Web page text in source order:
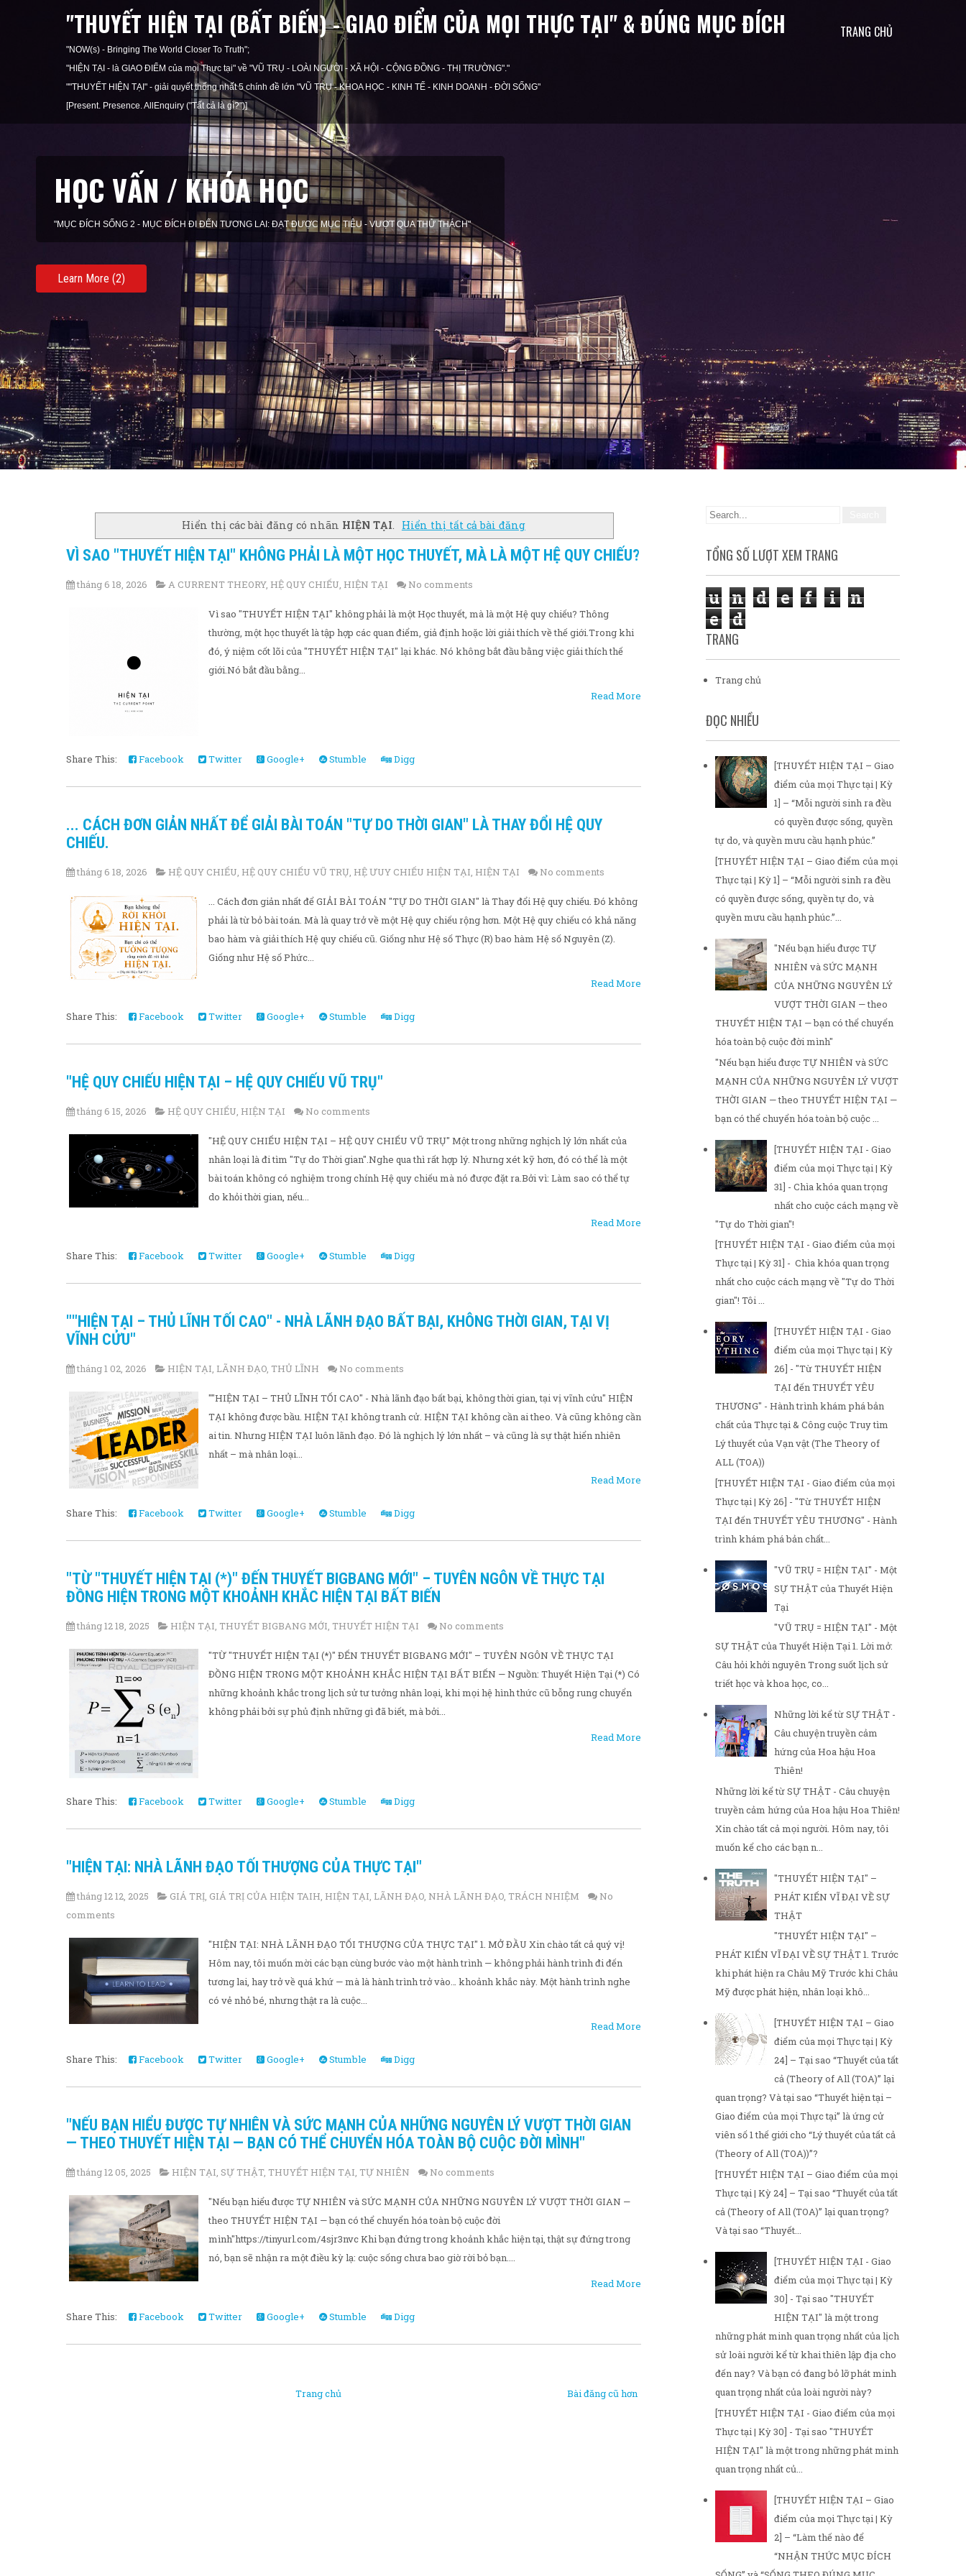
"THUYẾT HIỆN TẠI (BẤT BIẾN) - GIAO ĐIỂM CỦA MỌI THỰC TẠI" & ĐÚNG MỤC ĐÍCH
"NOW(s) - Bringing The World Closer To Truth";
"HIỆN TẠI - là GIAO ĐIỂM của mọi Thực tại" về "VŨ TRỤ - LOÀI NGƯỜI - XÃ HỘI - CỘNG ĐỒNG - THỊ TRƯỜNG"."
""THUYẾT HIỆN TẠI" - giải quyết thống nhất 5 chính đề lớn "VŨ TRỤ - KHOA HỌC - KINH TẾ - KINH DOANH - ĐỜI SỐNG"
[Present. Presence. AllEnquiry ("Tất cả là gì?")]
TRANG CHỦ
KHAI VẤN / HUẤN LUYỆN CÁ NHÂN
"MỤC ĐÍCH SỐNG 3 - MỤC ĐÍCH TRONG HIỆN TẠI: SỐNG THEO ĐÚNG MỤC ĐÍCH"
Learn More (3)
Hiển thị các bài đăng có nhãn HIỆN TẠI Hiển thị tất cả bài đăng
VÌ SAO "THUYẾT HIỆN TẠI" KHÔNG PHẢI LÀ MỘT HỌC THUYẾT, MÀ LÀ MỘT HỆ QUY CHIẾU?
tháng 6 18, 2026 A CURRENT THEORY, HỆ QUY CHIẾU HIỆN TẠI No comments
Vì sao "THUYẾT HIỆN TẠI" không phải là một Học thuyết, mà là một Hệ quy chiếu? Thông
thường, một học thuyết là tập hợp các quan điểm, giả định hoặc lời giải thích về thế giới.Trong khi
đó, ý niệm cốt lõi của "THUYẾT HIỆN TẠI" lại khác. Nó không bắt đầu bằng việc giải thích thế
giới.Nó bắt đầu bằng...
Read More
Share This: Facebook Twitter Google+ Stumble Digg
... CÁCH ĐƠN GIẢN NHẤT ĐỂ GIẢI BÀI TOÁN "TỰ DO THỜI GIAN" LÀ THAY ĐỔI HỆ QUY
CHIẾU.
tháng 6 18, 2026 HỆ QUY CHIẾU, HỆ QUY CHIẾU VŨ TRỤ, HỆ ƯUY CHIẾU HIỆN TẠI, HIỆN TẠI No comments
... Cách đơn giản nhất để GIẢI BÀI TOÁN "TỰ DO THỜI GIAN" là Thay đổi Hệ quy chiếu. Đó không
phải là từ bỏ bài toán. Mà là quay trở về một Hệ quy chiếu rộng hơn. Một Hệ quy chiếu có khả năng
bao hàm và giải thích Hệ quy chiếu cũ. Giống như Hệ số Thực (R) bao hàm Hệ số Nguyên (Z).
Giống như Hệ số Phức...
Read More
Share This: Facebook Twitter Google+ Stumble Digg
"HỆ QUY CHIẾU HIỆN TẠI – HỆ QUY CHIẾU VŨ TRỤ"
tháng 6 15, 2026 HỆ QUY CHIẾU, HIỆN TẠI No comments
"HỆ QUY CHIẾU HIỆN TẠI – HỆ QUY CHIẾU VŨ TRỤ" Một trong những nghịch lý lớn nhất của
nhân loại là đi tìm "Tự do Thời gian".Nghe qua thì rất hợp lý. Nhưng xét kỹ hơn, đó có thể là một
bài toán không có nghiệm trong chính Hệ quy chiếu mà nó được đặt ra.Bởi vì: Làm sao có thể tự
do khỏi thời gian, nếu...
Read More
Share This: Facebook Twitter Google+ Stumble Digg
""HIỆN TẠI – THỦ LĨNH TỐI CAO" - NHÀ LÃNH ĐẠO BẤT BẠI, KHÔNG THỜI GIAN, TẠI VỊ
VĨNH CỬU"
tháng 1 02, 2026 HIỆN TẠI, LÃNH ĐẠO, THỦ LĨNH No comments
""HIỆN TẠI – THỦ LĨNH TỐI CAO" - Nhà lãnh đạo bất bại, không thời gian, tại vị vĩnh cửu" HIỆN
TẠI không được bầu. HIỆN TẠI không tranh cử. HIỆN TẠI không cần ai theo. Và cũng không cần
ai tin. Nhưng HIỆN TẠI luôn lãnh đạo. Đó là nghịch lý lớn nhất – và cũng là sự thật hiển nhiên
nhất – mà nhân loại...
Read More
Share This: Facebook Twitter Google+ Stumble Digg
"TỪ "THUYẾT HIỆN TẠI (*)" ĐẾN THUYẾT BIGBANG MỚI" – TUYÊN NGÔN VỀ THỰC TẠI
ĐỒNG HIỆN TRONG MỘT KHOẢNH KHẮC HIỆN TẠI BẤT BIẾN
tháng 12 18, 2025 HIỆN TẠI, THUYẾT BIGBANG MỚI, THUYẾT HIỆN TẠI No comments
"TỪ "THUYẾT HIỆN TẠI (*)" ĐẾN THUYẾT BIGBANG MỚI" – TUYÊN NGÔN VỀ THỰC TẠI
ĐỒNG HIỆN TRONG MỘT KHOẢNH KHẮC HIỆN TẠI BẤT BIẾN — Nguồn: Thuyết Hiện Tại (*) Có
những khoảnh khắc trong lịch sử tư tưởng nhân loại, khi mọi hệ hình thức cũ bỗng rung chuyển
không phải bởi sự phủ định những gì đã biết, mà bởi...
Read More
Share This: Facebook Twitter Google+ Stumble Digg
"HIỆN TẠI: NHÀ LÃNH ĐẠO TỐI THƯỢNG CỦA THỰC TẠI"
tháng 12 12, 2025 GIÁ TRỊ, GIÁ TRỊ CỦA HIỆN TAIH, HIỆN TẠI, LÃNH ĐẠO, NHÀ LÃNH ĐẠO, TRÁCH NHIỆM
No
comments
"HIỆN TẠI: NHÀ LÃNH ĐẠO TỐI THƯỢNG CỦA THỰC TẠI" 1. MỞ ĐẦU Xin chào tất cả quý vị!
Hôm nay, tôi muốn mời các bạn cùng bước vào một hành trình — không phải hành trình đi đến
tương lai, hay trở về quá khứ — mà là hành trình trở vào… khoảnh khắc này. Một hành trình nghe
có vẻ nhỏ bé, nhưng thật ra là cuộc...
Read More
Share This: Facebook Twitter Google+ Stumble Digg
"NẾU BẠN HIỂU ĐƯỢC TỰ NHIÊN VÀ SỨC MẠNH CỦA NHỮNG NGUYÊN LÝ VƯỢT THỜI GIAN
— THEO THUYẾT HIỆN TẠI — BẠN CÓ THỂ CHUYỂN HÓA TOÀN BỘ CUỘC ĐỜI MÌNH"
tháng 12 05, 2025 HIỆN TẠI, SỰ THẬT, THUYẾT HIỆN TẠI, TỰ NHIÊN No comments
"Nếu bạn hiểu được TỰ NHIÊN và SỨC MẠNH CỦA NHỮNG NGUYÊN LÝ VƯỢT THỜI GIAN —
theo THUYẾT HIỆN TẠI — bạn có thể chuyển hóa toàn bộ cuộc đời
mình"https://tinyurl.com/4sjr3nvc Khi bạn đứng trong khoảnh khắc hiện tại, thật sự đứng trong
nó, bạn sẽ nhận ra một điều kỳ lạ: cuộc sống chưa bao giờ rời bỏ bạn....
Read More
Share This: Facebook Twitter Google+ Stumble Digg
Bài đăng cũ hơn
Trang chủ
TỔNG SỐ LƯỢT XEM TRANG
u n d e f i
n
e d
TRANG
Trang chủ
ĐỌC NHIỀU
[THUYẾT HIỆN TẠI – Giao
điểm của mọi Thực tại | Kỳ
1] – “Mỗi người sinh ra đều
có quyền được sống, quyền
tự do, và quyền mưu cầu hạnh phúc.”
[THUYẾT HIỆN TẠI – Giao điểm của mọi
Thực tại | Kỳ 1] – “Mỗi người sinh ra đều
có quyền được sống, quyền tự do, và
quyền mưu cầu hạnh phúc.”...
"Nếu bạn hiểu được TỰ
NHIÊN và SỨC MẠNH
CỦA NHỮNG NGUYÊN LÝ
VƯỢT THỜI GIAN — theo
THUYẾT HIỆN TẠI — bạn có thể chuyển
hóa toàn bộ cuộc đời mình"
"Nếu bạn hiểu được TỰ NHIÊN và SỨC
MẠNH CỦA NHỮNG NGUYÊN LÝ VƯỢT
THỜI GIAN — theo THUYẾT HIỆN TẠI —
bạn có thể chuyển hóa toàn bộ cuộc ...
[THUYẾT HIỆN TẠI - Giao
điểm của mọi Thực tại | Kỳ
31] - Chìa khóa quan trọng
nhất cho cuộc cách mạng về
"Tự do Thời gian"!
[THUYẾT HIỆN TẠI - Giao điểm của mọi
Thực tại | Kỳ 31] - Chìa khóa quan trọng
nhất cho cuộc cách mạng về "Tự do Thời
gian"! Tôi ...
[THUYẾT HIỆN TẠI - Giao
điểm của mọi Thực tại | Kỳ
26] - "Từ THUYẾT HIỆN
TẠI đến THUYẾT YÊU
THƯƠNG" - Hành trình khám phá bản
chất của Thực tại & Công cuộc Truy tìm
Lý thuyết của Vạn vật (The Theory of
ALL (TOA))
[THUYẾT HIỆN TẠI - Giao điểm của mọi
Thực tại | Kỳ 26] - "Từ THUYẾT HIỆN
TẠI đến THUYẾT YÊU THƯƠNG" - Hành
trình khám phá bản chất...
"VŨ TRỤ = HIỆN TẠI" - Một
SỰ THẬT của Thuyết Hiện
Tại
"VŨ TRỤ = HIỆN TẠI" - Một
SỰ THẬT của Thuyết Hiện Tại 1. Lời mở:
Câu hỏi khởi nguyên Trong suốt lịch sử
triết học và khoa học, co...
Những lời kể từ SỰ THẬT -
Câu chuyện truyền cảm
hứng của Hoa hậu Hoa
Thiên!
Những lời kể từ SỰ THẬT - Câu chuyện
truyền cảm hứng của Hoa hậu Hoa Thiên!
Xin chào tất cả mọi người. Hôm nay, tôi
muốn kể cho các bạn n...
"THUYẾT HIỆN TẠI" –
PHÁT KIẾN VĨ ĐẠI VỀ SỰ
THẬT
"THUYẾT HIỆN TẠI" –
PHÁT KIẾN VĨ ĐẠI VỀ SỰ THẬT 1. Trước
khi phát hiện ra Châu Mỹ Trước khi Châu
Mỹ được phát hiện, nhân loại khô...
[THUYẾT HIỆN TẠI – Giao
điểm của mọi Thực tại | Kỳ
24] – Tại sao “Thuyết của tất
cả (Theory of All (TOA)” lại
quan trọng? Và tại sao “Thuyết hiện tại –
Giao điểm của mọi Thực tại” là ứng cử
viên số 1 thế giới cho “Lý thuyết của tất cả
(Theory of All (TOA))”?
[THUYẾT HIỆN TẠI – Giao điểm của mọi
Thực tại | Kỳ 24] – Tại sao “Thuyết của tất
cả (Theory of All (TOA)” lại quan trọng?
Và tại sao “Thuyết...
[THUYẾT HIỆN TẠI - Giao
điểm của mọi Thực tại | Kỳ
30] - Tại sao "THUYẾT
HIỆN TẠI" là một trong
những phát minh quan trọng nhất của lịch
sử loài người kể từ khai thiên lập địa cho
đến nay? Và bạn có đang bỏ lỡ phát minh
quan trọng nhất của loài người này?
[THUYẾT HIỆN TẠI - Giao điểm của mọi
Thực tại | Kỳ 30] - Tại sao "THUYẾT
HIỆN TẠI" là một trong những phát minh
quan trọng nhất củ...
[THUYẾT HIỆN TẠI – Giao
điểm của mọi Thực tại | Kỳ
2] – “Làm thế nào để
“NHẬN THỨC MỤC ĐÍCH